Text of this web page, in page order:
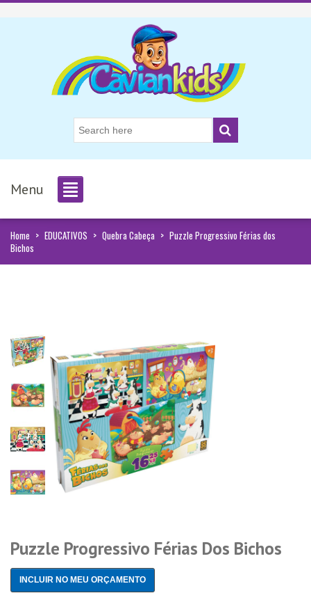
Menu
Home > EDUCATIVOS > Quebra Cabeça > Puzzle Progressivo Férias dos
Bichos
Puzzle Progressivo Férias Dos Bichos
INCLUIR NO MEU ORÇAMENTO